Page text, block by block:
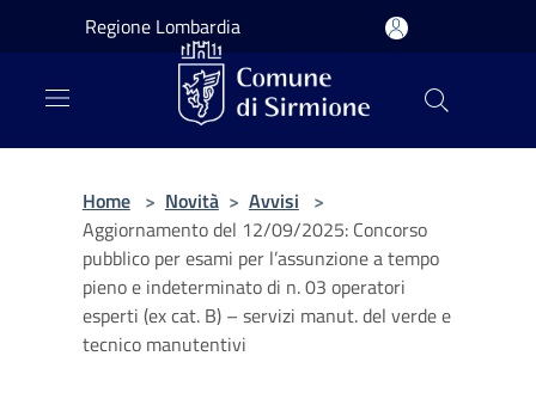
Salta al contenuto principale
Regione Lombardia
Home > Novità > Avvisi >
Aggiornamento del 12/09/2025: Concorso
pubblico per esami per l’assunzione a tempo
pieno e indeterminato di n. 03 operatori
esperti (ex cat. B) – servizi manut. del verde e
tecnico manutentivi